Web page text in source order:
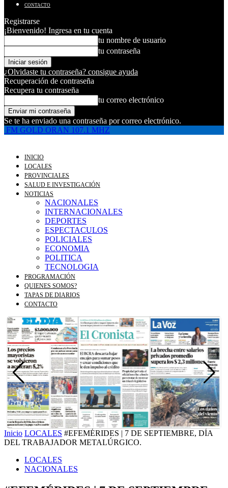
CONTACTO
Registrarse
¡Bienvenido! Ingresa en tu cuenta
tu nombre de usuario
tu contraseña
¿Olvidaste tu contraseña? consigue ayuda
Recuperación de contraseña
Recupera tu contraseña
tu correo electrónico
Se te ha enviado una contraseña por correo electrónico.
FM GOLD ORAN 107.1 MHZ
INICIO
LOCALES
PROVINCIALES
SALUD E INVESTIGACIÓN
NOTICIAS
NACIONALES
INTERNACIONALES
DEPORTES
ESPECTACULOS
POLICIALES
ECONOMIA
POLITICA
TECNOLOGIA
PROGRAMACIÓN
QUIENES SOMOS?
TAPAS DE DIARIOS
CONTACTO
Inicio LOCALES #EFEMÉRIDES | 7 DE SEPTIEMBRE, DÍA
DEL TRABAJADOR METALÚRGICO.
LOCALES
NACIONALES